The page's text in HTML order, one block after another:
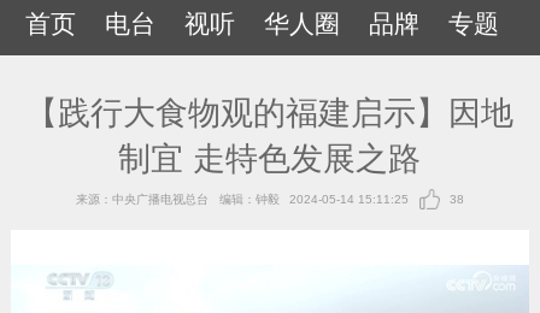
首页 电台 视听 华人圈 品牌 专题
【践行大食物观的福建启示】因地
制宜 走特色发展之路
来源：中央广播电视总台 编辑：钟毅 2024-05-14 15:11:25 38